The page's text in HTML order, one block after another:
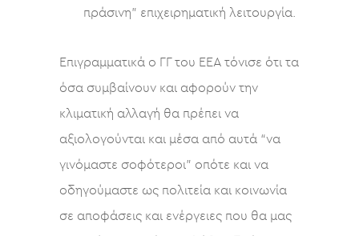
πράσινη” επιχειρηματική λειτουργία.
Επιγραμματικά ο ΓΓ του ΕΕΑ τόνισε ότι τα
όσα συμβαίνουν και αφορούν την
κλιματική αλλαγή θα πρέπει να
αξιολογούνται και μέσα από αυτά “να
γινόμαστε σοφότεροι” οπότε και να
οδηγούμαστε ως πολιτεία και κοινωνία
σε αποφάσεις και ενέργειες που θα μας